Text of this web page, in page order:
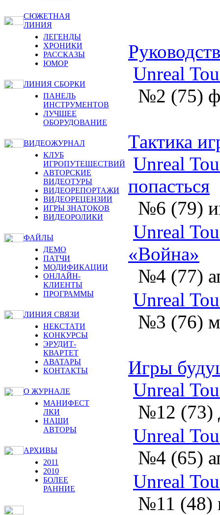
СЮЖЕТНАЯ
ЛИНИЯ
ЛЕГЕНДЫ
ХРОНИКИ
РАССКАЗЫ
ЮМОР
ЛИНИЯ СБОРКИ
ПАНЕЛЬ
ИНСТРУМЕНТОВ
ЛУЧШЕЕ
ОБОРУДОВАНИЕ
ВИДЕОЖУРНАЛ
КЛУБ
ИГРОПУТЕШЕСТВИЙ
АВТОРСКИЕ
ВИДЕОТУРЫ
ВИДЕОРЕПОРТАЖИ
ВИДЕОРЕЦЕНЗИИ
ИГРЫ ЗНАТОКОВ
ВИДЕОРОЛИКИ
ФАЙЛЫ
ДЕМО
ПАТЧИ
МОДИФИКАЦИИ
ОНЛАЙН-
КЛИЕНТЫ
ПРОГРАММЫ
ЛИНИЯ СВЯЗИ
НЕКСТАТИ
КОНКУРСЫ
ЭРУДИТ-
КВАРТЕТ
АВАТАРЫ
КОНТАКТЫ
О ЖУРНАЛЕ
МАНИФЕСТ
ЛКИ
НАШИ
АВТОРЫ
АРХИВЫ
2011
2010
БОЛЕЕ
РАННИЕ
Unreal
№2 (75)
Тактика
Unreal
попасться
№6 (79)
Unreal
«Война»
№4 (77)
Unreal
№3 (76)
Игры
Unreal
№12 (73)
Unreal
№4 (65)
Unreal
№11 (48)